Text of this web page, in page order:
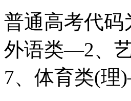
普通高考代码
外语类—2、
7、体育类(